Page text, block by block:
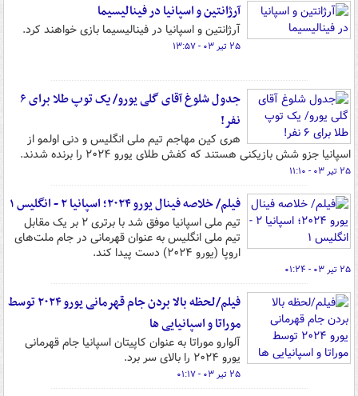
آرژانتین و اسپانیا در فینالیسیما
آرژانتین و اسپانیا در فینالیسیما بازی خواهند کرد.
۲۵ تیر ۰۳ - ۱۳:۵۷
جدول شلوغ آقای گلی یورو/ یک توپ طلا برای ۶
نفر!
هری کین مهاجم تیم ملی انگلیس و دنی اولمو از
اسپانیا جزو شش بازیکنی هستند که کفش طلای یورو ۲۰۲۴ را برنده شدند.
۲۵ تیر ۰۳ - ۱۱:۱۰
فیلم/ خلاصه فینال یورو ۲۰۲۴؛ اسپانیا ۲ - انگلیس ۱
تیم ملی اسپانیا موفق شد با برتری ۲ بر یک مقابل
تیم ملی انگلیس به عنوان قهرمانی در جام ملت‌های
اروپا (یورو ۲۰۲۴) دست پیدا کند.
۲۵ تیر ۰۳ - ۰۱:۲۴
فیلم/لحظه بالا بردن جام قهرمانی یورو ۲۰۲۴ توسط
موراتا و اسپانیایی ها
آلوارو موراتا به عنوان کاپیتان اسپانیا جام قهرمانی
یورو ۲۰۲۴ را بالای سر برد.
۲۵ تیر ۰۳ - ۰۱:۱۷